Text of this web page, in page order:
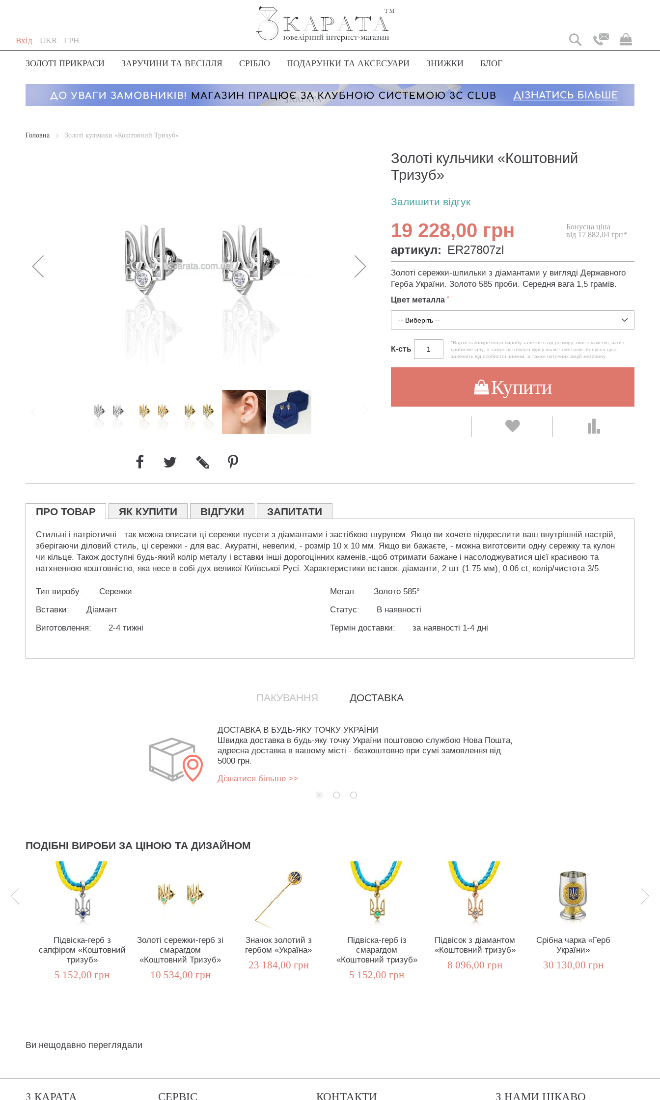
Вхід
Skip
to
Content
Мова
UKR
Мій
Валюта
ГРН
ЗОЛОТІ ПРИКРАСИ ЗАРУЧИНИ ТА ВЕСІЛЛЯ СРІБЛО ПОДАРУНКИ ТА АКСЕСУАРИ ЗНИЖКИ БЛОГ
Головна Золоті кульчики «Коштовний Тризуб»
Золоті кульчики «Коштовний
Тризуб»
Залишити відгук
19 228,00 грн
Бонусна ціна
від 17 882,04 грн*
артикул: ER27807zl
Золоті сережки-шпильки з діамантами у вигляді Державного
Герба України. Золото 585 проби. Середня вага 1,5 грамів.
Цвет металла
К-сть
*Вартість конкретного виробу залежить від розміру, якості каменів, ваги і
проби металу, а також поточного курсу валют і металів. Бонусна ціна
залежить від особистої знижки, а також поточних акцій магазину.
Купити
ПРО ТОВАР ЯК КУПИТИ ВІДГУКИ ЗАПИТАТИ
Стильні і патріотичні - так можна описати ці сережки-пусети з діамантами і застібкою-шурупом. Якщо ви хочете підкреслити ваш внутрішній настрій,
зберігаючи діловий стиль, ці сережки - для вас. Акуратні, невеликі, - розмір 10 х 10 мм. Якщо ви бажаєте, - можна виготовити одну сережку та кулон
чи кільце. Також доступні будь-який колір металу і вставки інші дорогоцінних каменів,-щоб отримати бажане і насолоджуватися цієї красивою та
натхненною коштовністю, яка несе в собі дух великої Київської Русі. Характеристики вставок: діаманти, 2 шт (1.75 мм), 0.06 ct, колір/чистота 3/5.
Тип виробу: Сережки Метал:
Золото 585°
Вставки:
Діамант Статус:
В наявності
Виготовлення:
2-4 тижні Термін доставки: за наявності 1-4 дні
ПАКУВАННЯ ДОСТАВКА
ДОСТАВКА В БУДЬ-ЯКУ ТОЧКУ УКРАЇНИ
Швидка доставка в будь-яку точку України поштовою службою Нова Пошта,
адресна доставка в вашому місті - безкоштовно при сумі замовлення від
5000 грн.
Дізнатися більше >>
ПОДІБНІ ВИРОБИ ЗА ЦІНОЮ ТА ДИЗАЙНОМ
Підвіска-герб з
сапфіром «Коштовний
тризуб»
5 152,00 грн
Золоті сережки-герб зі
смарагдом
«Коштовний Тризуб»
10 534,00 грн
Значок золотий з
гербом «Україна»
23 184,00 грн
Підвіска-герб із
смарагдом
«Коштовний тризуб»
5 152,00 грн
Підвісок з діамантом
«Коштовний тризуб»
8 096,00 грн
Срібна чарка «Герб
України»
30 130,00 грн
Ви нещодавно переглядали
3 КАРАТА СЕРВІС КОНТАКТИ З НАМИ ЦІКАВО